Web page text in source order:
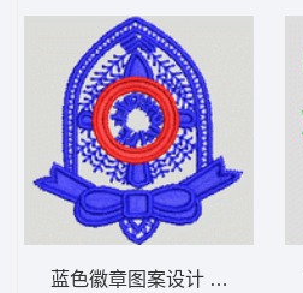
蓝色徽章图案设计 章仔